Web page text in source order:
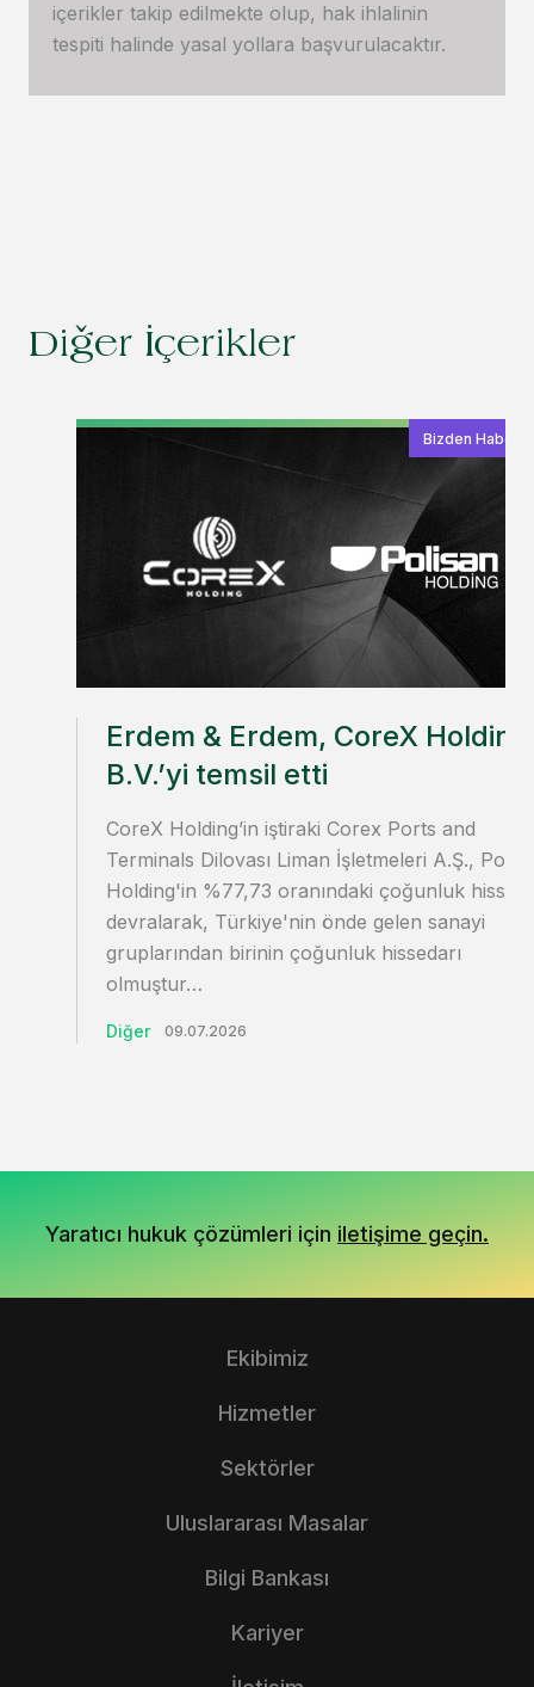
içerikler takip edilmekte olup, hak ihlalinin
tespiti halinde yasal yollara başvurulacaktır.
Diğer İçerikler
Bizden
Erdem & Erdem, CoreX Holding
B.V.’yi temsil etti
CoreX Holding’in iştiraki Corex Ports and
Terminals Dilovası Liman İşletmeleri A.Ş.,
Holding'in %77,73 oranındaki çoğunluk
devralarak, Türkiye'nin önde gelen sanayi
gruplarından birinin çoğunluk hissedarı
olmuştur…
Diğer 09.07.2026
Yaratıcı hukuk çözümleri için iletişime geçin.
Ekibimiz
Hizmetler
Sektörler
Uluslararası Masalar
Bilgi Bankası
Kariyer